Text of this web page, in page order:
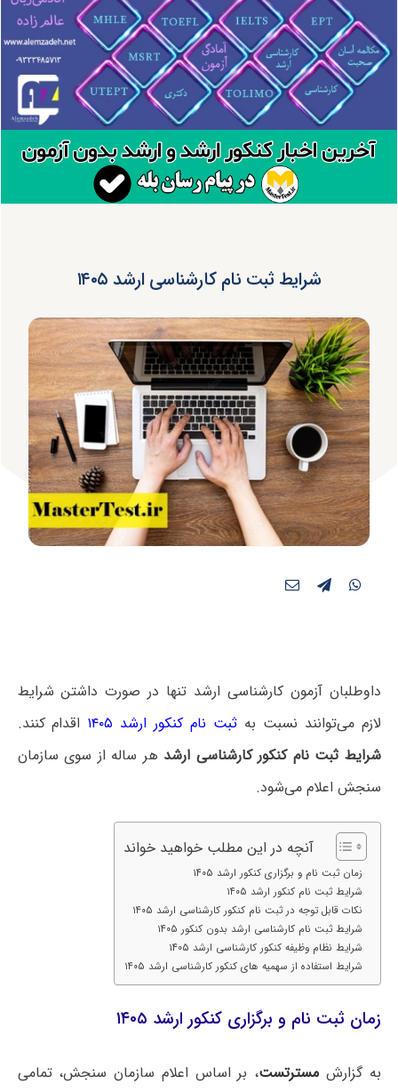
شرایط ثبت نام کارشناسی ارشد ۱۴۰۵
داوطلبان آزمون کارشناسی ارشد تنها در صورت داشتن شرایط
لازم می‌توانند نسبت بهثبت نام کنکور ارشد ۱۴۰۵
اقدام کنند.
شرایط ثبت نام کنکور کارشناسی ارشد هر ساله از سوی سازمان
سنجش اعلام می‌شود.
آنچه در این مطلب خواهید خواند
زمان ثبت نام و برگزاری کنکور ارشد ۱۴۰۵
شرایط ثبت نام کنکور ارشد ۱۴۰۵
نکات قابل توجه در ثبت نام کنکور کارشناسی ارشد ۱۴۰۵
شرایط ثبت نام کارشناسی ارشد بدون کنکور ۱۴۰۵
شرایط نظام وظیفه کنکور کارشناسی ارشد ۱۴۰۵
شرایط استفاده از سهمیه های کنکور کارشناسی ارشد ۱۴۰۵
زمان ثبت نام و برگزاری کنکور ارشد ۱۴۰۵
به گزارش مسترتست، بر اساس اعلام سازمان سنجش، تمامی